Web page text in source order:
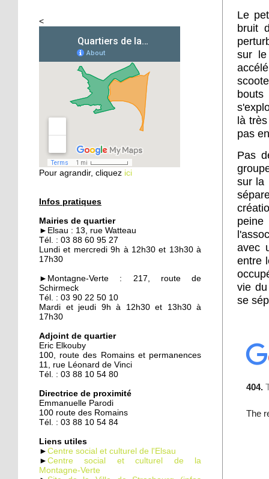
Les filles chaussent leurs
crampons
24 septembre 2014
Vers une aide sociale plus
ciblée
Les habitants
redécouvrent le Parc
naturel urbain
23 septembre 2014
Quand les employeurs
viennent chercher les
chômeurs
23 septembre 2014
Un demi-siècle à l'Elsau
22 septembre 2014
Familles rurales veut
casser l'isolement des
seniors
Maison d'arrêt : les
parloirs sauvages
empoisonnent la vie des
19 septembre 2014
La nounou des HLM
<
Pour agrandir, cliquez ici
Infos pratiques
Mairies de quartier
►Elsau : 13, rue Watteau
Tél. : 03 88 60 95 27
Lundi et mercredi 9h à 12h30 et 13h30 à
17h30
►Montagne-Verte : 217, route de
Schirmeck
Tél. : 03 90 22 50 10
Mardi et jeudi 9h à 12h30 et 13h30 à
17h30
Adjoint de quartier
Eric Elkouby
100, route des Romains et permanences
11, rue Léonard de Vinci
Tél. : 03 88 10 54 80
Directrice de proximité
Emmanuelle Parodi
100 route des Romains
Tél. : 03 88 10 54 84
Liens utiles
► Centre social et culturel de l'Elsau
► Centre social et culturel de la
Montagne-Verte
Le
bruit
sur
là
pas
Pas
sur la
avec
entre
vie
se